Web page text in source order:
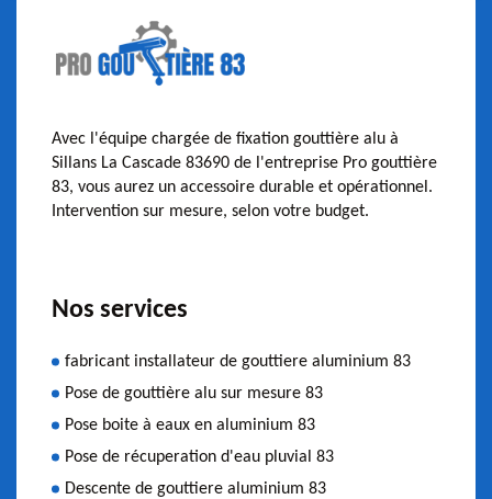
Avec l'équipe chargée de fixation gouttière alu à
Sillans La Cascade 83690 de l'entreprise Pro gouttière
83, vous aurez un accessoire durable et opérationnel.
Intervention sur mesure, selon votre budget.
Nos services
fabricant installateur de gouttiere aluminium 83
Pose de gouttière alu sur mesure 83
Pose boite à eaux en aluminium 83
Pose de récuperation d'eau pluvial 83
Descente de gouttiere aluminium 83